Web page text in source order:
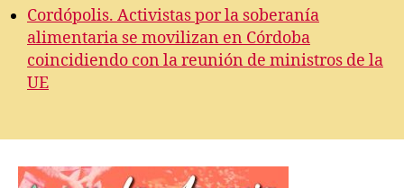
Cordópolis. Activistas por la soberanía
alimentaria se movilizan en Córdoba
coincidiendo con la reunión de ministros de la
UE